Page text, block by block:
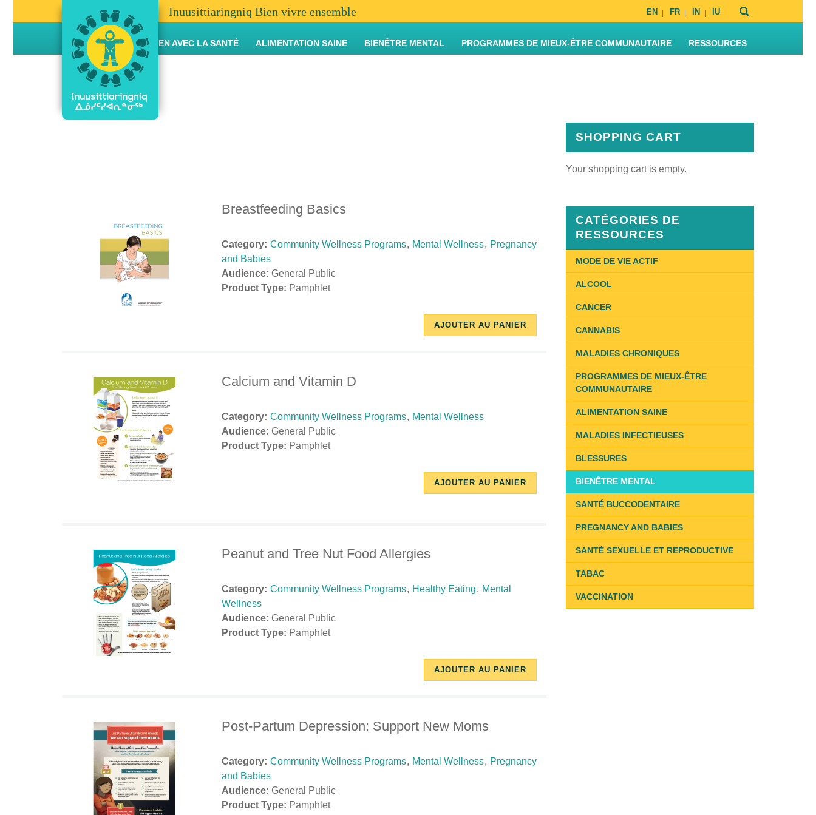
Inuusittiaringniq Bien vivre ensemble EN FR IN IU
THÈMES EN LIEN AVEC LA SANTÉ ALIMENTATION SAINE BIENÊTRE MENTAL PROGRAMMES DE MIEUX-ÊTRE COMMUNAUTAIRE RESSOURCES
Breastfeeding Basics
Category: Community Wellness Programs, Mental Wellness, Pregnancy
and Babies
Audience: General Public
Product Type: Pamphlet
AJOUTER AU PANIER
10/17/2018
11/26/2018
Calcium and Vitamin D
Category: Community Wellness Programs, Mental Wellness
Audience: General Public
Product Type: Pamphlet
AJOUTER AU PANIER
10/17/2018
11/27/2018
Peanut and Tree Nut Food Allergies
Category: Community Wellness Programs, Healthy Eating, Mental
Wellness
Audience: General Public
Product Type: Pamphlet
AJOUTER AU PANIER
10/17/2018
11/29/2018
Post-Partum Depression: Support New Moms
Category: Community Wellness Programs, Mental Wellness, Pregnancy
and Babies
Audience: General Public
Product Type: Pamphlet
SHOPPING CART
Your shopping cart is empty.
CATÉGORIES DE
RESSOURCES
MODE DE VIE ACTIF
ALCOOL
CANCER
CANNABIS
MALADIES CHRONIQUES
PROGRAMMES DE MIEUX-ÊTRE
COMMUNAUTAIRE
ALIMENTATION SAINE
MALADIES INFECTIEUSES
BLESSURES
BIENÊTRE MENTAL
SANTÉ BUCCODENTAIRE
PREGNANCY AND BABIES
SANTÉ SEXUELLE ET REPRODUCTIVE
TABAC
VACCINATION